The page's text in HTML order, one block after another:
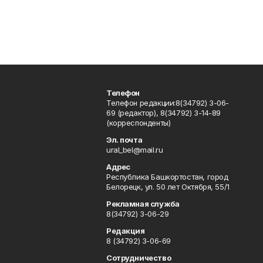
Телефон
Телефон редакции:8(34792) 3-06-
69 (редактор), 8(34792) 3-14-89
(корреспонденты)
Эл. почта
ural_bel@mail.ru
Адрес
Республика Башкортостан, город
Белорецк, ул. 50 лет Октября, 55/1
Рекламная служба
8(34792) 3-06-29
Редакция
8 (34792) 3-06-69
Сотрудничество